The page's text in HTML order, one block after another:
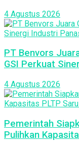
4 Agustus 2026
PT Benvors
GSI Perkuat
4 Agustus 2026
Pemerintah
Pulihkan